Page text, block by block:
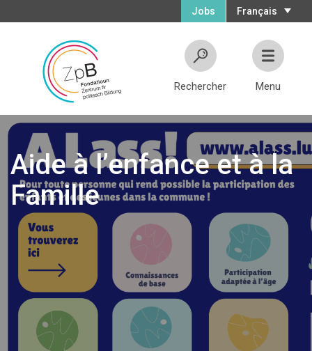
Français
Jobs
Rechercher Menu
Aide à l’enfance et à la
Famille